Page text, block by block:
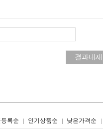
록순 인기상품순 낮은가격순
리스트형갤러리형